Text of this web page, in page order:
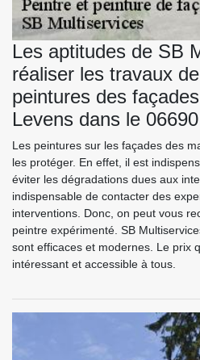
Les aptitudes de SB
réaliser les travaux
peintures des
Levens dans le
Les peintures sur les façades des
les protéger. En effet, il est
éviter les dégradations dues aux
indispensable de contacter des
interventions. Donc, on peut vous
peintre expérimenté. SB
sont efficaces et modernes. Le prix
intéressant et accessible à tous.